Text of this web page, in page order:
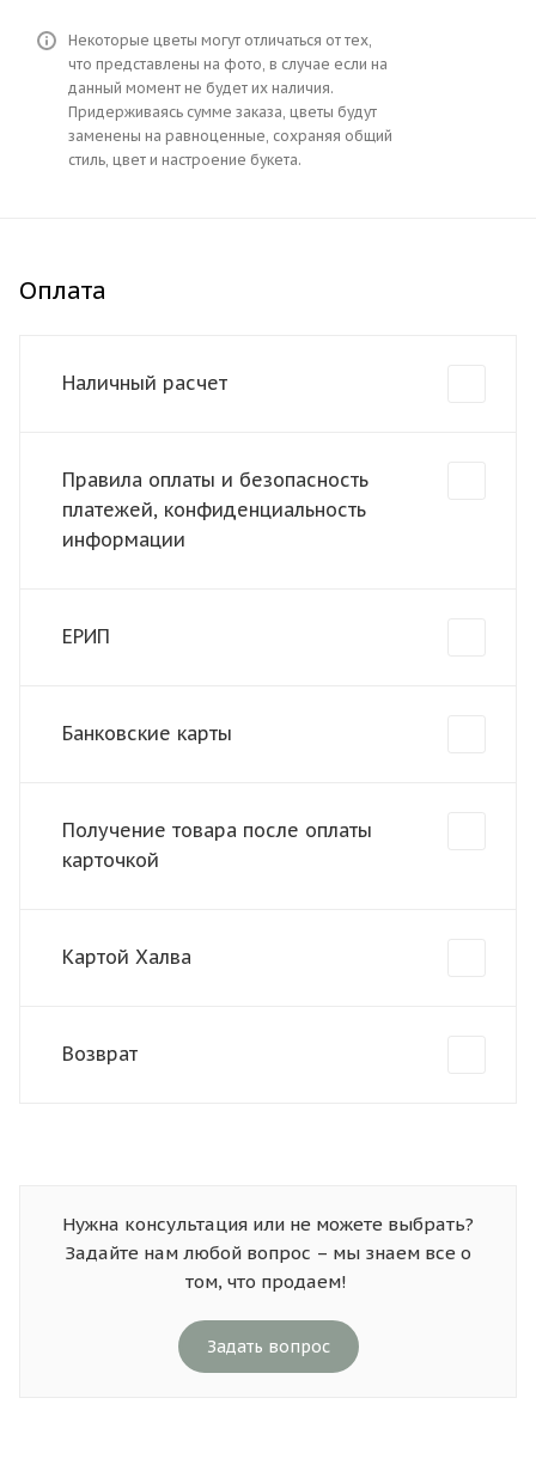
Некоторые цветы могут отличаться от тех,
что представлены на фото, в случае если на
данный момент не будет их наличия.
Придерживаясь сумме заказа, цветы будут
заменены на равноценные, сохраняя общий
стиль, цвет и настроение букета.
Оплата
Наличный расчет
Правила оплаты и безопасность
платежей, конфиденциальность
информации
ЕРИП
Банковские карты
Получение товара после оплаты
карточкой
Картой Халва
Возврат
Нужна консультация или не можете выбрать?
Задайте нам любой вопрос – мы знаем все о
том, что продаем!
Задать вопрос